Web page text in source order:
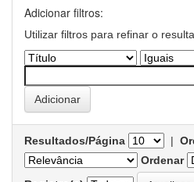
Adicionar filtros:
Utilizar filtros para refinar o
Resultados/Página |
Ordenar